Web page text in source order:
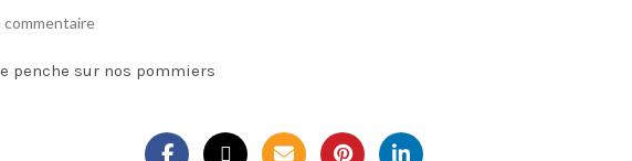
commentaire
penche sur nos pommiers